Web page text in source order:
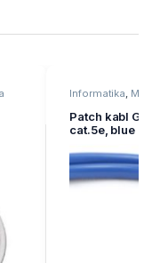
Informatika,
Patch kabl
cat.5e, blue